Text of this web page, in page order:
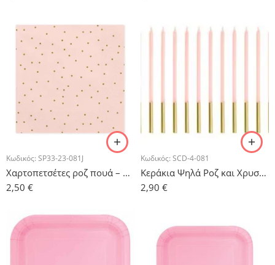
Κωδικός: SP33-23-081J
Χαρτοπετσέτες ροζ πουά – 20 τμχ.
2,50 €
Κωδικός: SCD-4-081
Κεράκια Ψηλά Ροζ και Χρυσό -12 τμχ.
2,90 €